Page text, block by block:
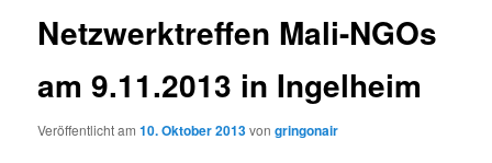
Netzwerktreffen Mali-NGOs
am 9.11.2013 in Ingelheim
Veröffentlicht am10. Oktober 2013vongringonair